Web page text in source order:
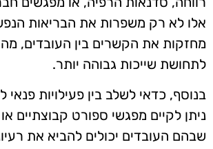
אלו לא רק משפרות את הבריאות
מחזקות את הקשרים בין העובדים, מה
לתחושת שייכות גבוהה יותר.
בנוסף, כדאי לשלב בין פעילויות
ניתן לקיים מפגשי ספורט קבוצתיים
שבהם העובדים יכולים להביא את